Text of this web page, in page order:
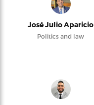
José Julio Aparicio
Politics and law